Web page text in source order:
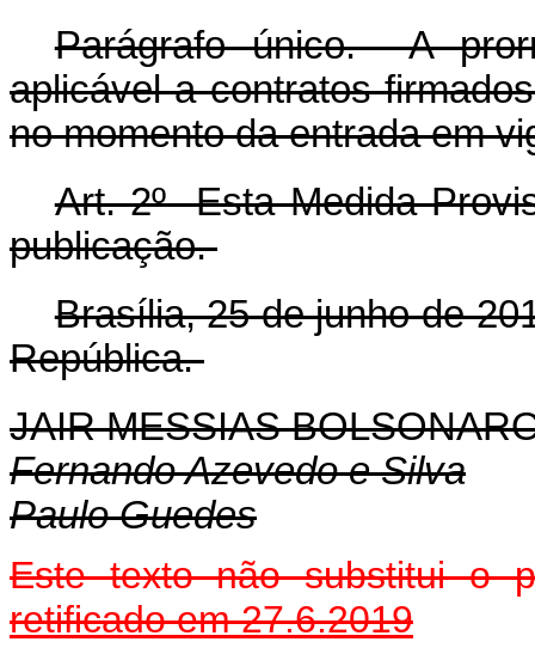
Parágrafo único. A
aplicável a contratos
no momento da entrada em
Art. 2º Esta Medida
publicação.
Brasília, 25 de junho de
República.
JAIR MESSIAS
Fernando Azevedo e Silva
Paulo Guedes
Este texto não substitui o
retificado em 27.6.2019